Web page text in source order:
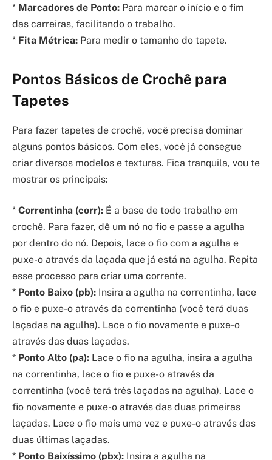
* Marcadores de Ponto: Para marcar o início e o fim
das carreiras, facilitando o trabalho.
* Fita Métrica: Para medir o tamanho do tapete.
Pontos Básicos de Crochê para
Tapetes
Para fazer tapetes de crochê, você precisa dominar
alguns pontos básicos. Com eles, você já consegue
criar diversos modelos e texturas. Fica tranquila, vou te
mostrar os principais:
* Correntinha (corr): É a base de todo trabalho em
crochê. Para fazer, dê um nó no fio e passe a agulha
por dentro do nó. Depois, lace o fio com a agulha e
puxe-o através da laçada que já está na agulha. Repita
esse processo para criar uma corrente.
* Ponto Baixo (pb): Insira a agulha na correntinha, lace
o fio e puxe-o através da correntinha (você terá duas
laçadas na agulha). Lace o fio novamente e puxe-o
através das duas laçadas.
* Ponto Alto (pa): Lace o fio na agulha, insira a agulha
na correntinha, lace o fio e puxe-o através da
correntinha (você terá três laçadas na agulha). Lace o
fio novamente e puxe-o através das duas primeiras
laçadas. Lace o fio mais uma vez e puxe-o através das
duas últimas laçadas.
* Ponto Baixíssimo (pbx): Insira a agulha na